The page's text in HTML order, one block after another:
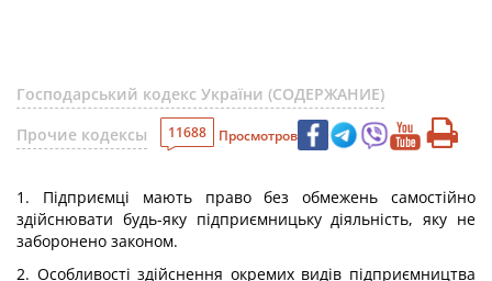
Господарський кодекс України (СОДЕРЖАНИЕ)
Прочие кодексы
11688 Просмотров
1. Підприємці мають право без обмежень самостійно
здійснювати будь-яку підприємницьку діяльність, яку не
заборонено законом.
2. Особливості здійснення окремих видів підприємництва